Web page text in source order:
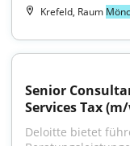
Krefeld, Raum
Senior
Services Tax
Deloitte bietet